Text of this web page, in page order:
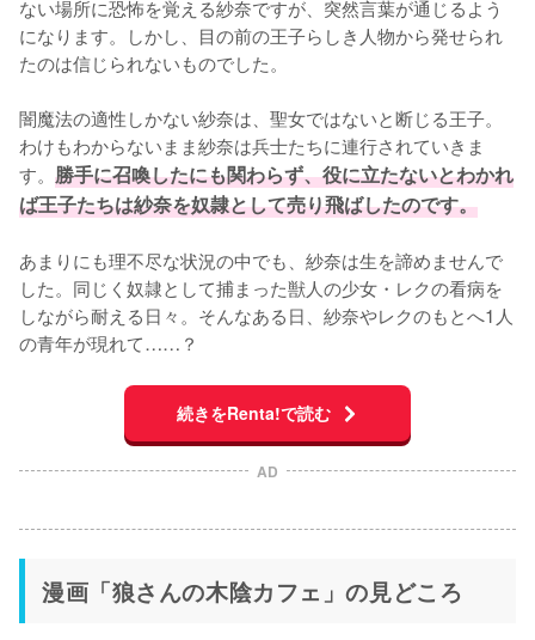
ない場所に恐怖を覚える紗奈ですが、突然言葉が通じるよう
になります。しかし、目の前の王子らしき人物から発せられ
たのは信じられないものでした。
闇魔法の適性しかない紗奈は、聖女ではないと断じる王子。
わけもわからないまま紗奈は兵士たちに連行されていきま
す。 勝手に召喚したにも関わらず、役に立たないとわかれ
ば王子たちは紗奈を奴隷として売り飛ばしたのです。
あまりにも理不尽な状況の中でも、紗奈は生を諦めませんで
した。同じく奴隷として捕まった獣人の少女・レクの看病を
しながら耐える日々。そんなある日、紗奈やレクのもとへ1人
の青年が現れて……？
続きをRenta!で読む
AD
漫画「狼さんの木陰カフェ」の見どころ